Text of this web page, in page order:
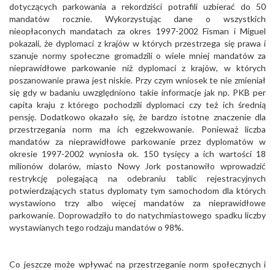
dotyczących parkowania a rekordziści potrafili uzbierać do 50
mandatów rocznie. Wykorzystując dane o wszystkich
nieopłaconych mandatach za okres 1997-2002 Fisman i Miguel
pokazali, że dyplomaci z krajów w których przestrzega się prawa i
szanuje normy społeczne gromadzili o wiele mniej mandatów za
nieprawidłowe parkowanie niż dyplomaci z krajów, w których
poszanowanie prawa jest niskie. Przy czym wniosek te nie zmieniał
się gdy w badaniu uwzględniono takie informacje jak np. PKB per
capita kraju z którego pochodzili dyplomaci czy też ich średnią
pensję. Dodatkowo okazało się, że bardzo istotne znaczenie dla
przestrzegania norm ma ich egzekwowanie. Ponieważ liczba
mandatów za nieprawidłowe parkowanie przez dyplomatów w
okresie 1997-2002 wyniosła ok. 150 tysięcy a ich wartości 18
milionów dolarów, miasto Nowy Jork postanowiło wprowadzić
restrykcję polegającą na odebraniu tablic rejestracyjnych
potwierdzających status dyplomaty tym samochodom dla których
wystawiono trzy albo więcej mandatów za nieprawidłowe
parkowanie. Doprowadziło to do natychmiastowego spadku liczby
wystawianych tego rodzaju mandatów o 98%.
Co jeszcze może wpływać na przestrzeganie norm społecznych i